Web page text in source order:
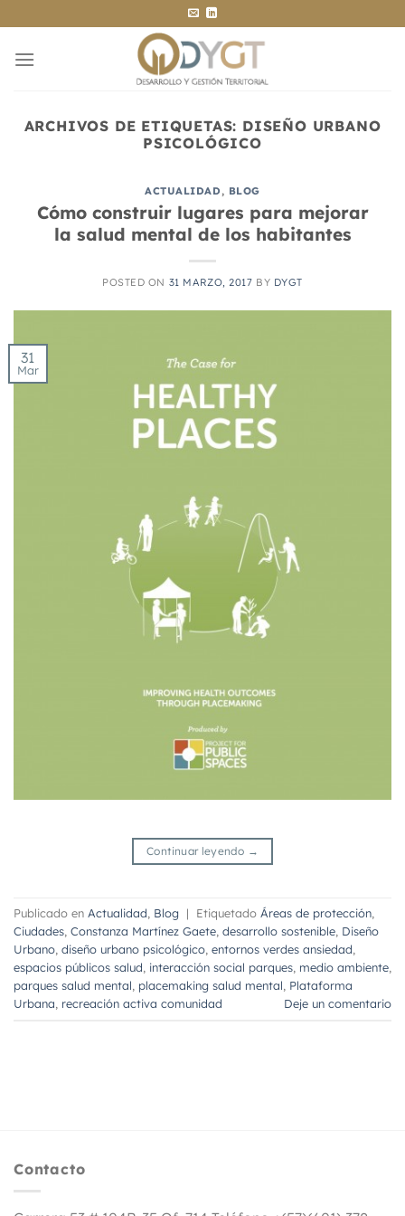
al
contenido
ARCHIVOS DE ETIQUETAS: DISEÑO URBANO
PSICOLÓGICO
ACTUALIDAD, BLOG
Cómo construir lugares para mejorar
la salud mental de los habitantes
POSTED ON 31 MARZO, 2017 BY DYGT
31
Mar
Continuar leyendo →
Publicado en Actualidad Blog | Etiquetado Áreas de protección
Ciudades Constanza Martínez Gaete desarrollo sostenible Diseño
Urbano diseño urbano psicológico entornos verdes ansiedad
espacios públicos salud interacción social parques medio ambiente
parques salud mental placemaking salud mental Plataforma
Urbana recreación activa comunidad Deje un comentario
Contacto